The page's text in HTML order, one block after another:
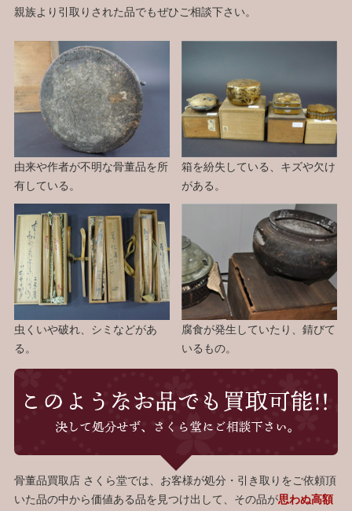
親族より引取りされた品でもぜひご相談下さい。
由来や作者が不明な骨董品を所
有している。
箱を紛失している、キズや欠け
がある。
虫くいや破れ、シミなどがあ
る。
腐食が発生していたり、錆びて
いるもの。
骨董品買取店 さくら堂では、お客様が処分・引き取りをご依頼頂
いた品の中から価値ある品を見つけ出して、その品が思わぬ高額